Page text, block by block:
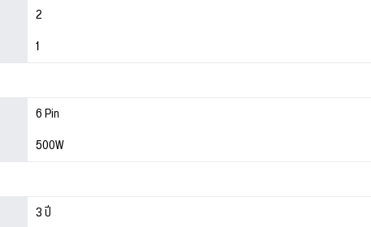
2
1
6 Pin
500W
3 ปี